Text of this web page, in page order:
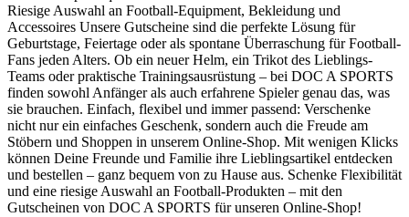
Riesige Auswahl an Football-Equipment, Bekleidung und
Accessoires Unsere Gutscheine sind die perfekte Lösung für
Geburtstage, Feiertage oder als spontane Überraschung für Football-
Fans jeden Alters. Ob ein neuer Helm, ein Trikot des Lieblings-
Teams oder praktische Trainingsausrüstung – bei DOC A SPORTS
finden sowohl Anfänger als auch erfahrene Spieler genau das, was
sie brauchen. Einfach, flexibel und immer passend: Verschenke
nicht nur ein einfaches Geschenk, sondern auch die Freude am
Stöbern und Shoppen in unserem Online-Shop. Mit wenigen Klicks
können Deine Freunde und Familie ihre Lieblingsartikel entdecken
und bestellen – ganz bequem von zu Hause aus. Schenke Flexibilität
und eine riesige Auswahl an Football-Produkten – mit den
Gutscheinen von DOC A SPORTS für unseren Online-Shop!